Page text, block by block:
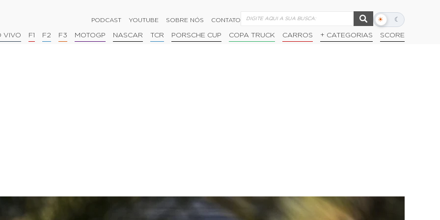
PODCAST YOUTUBE SOBRE NÓS CONTATO ☀ ☾
Alternar
escuro
VIVO F1 F2 F3 MOTOGP NASCAR TCR PORSCHE CUP COPA TRUCK CARROS + CATEGORIAS SCORE